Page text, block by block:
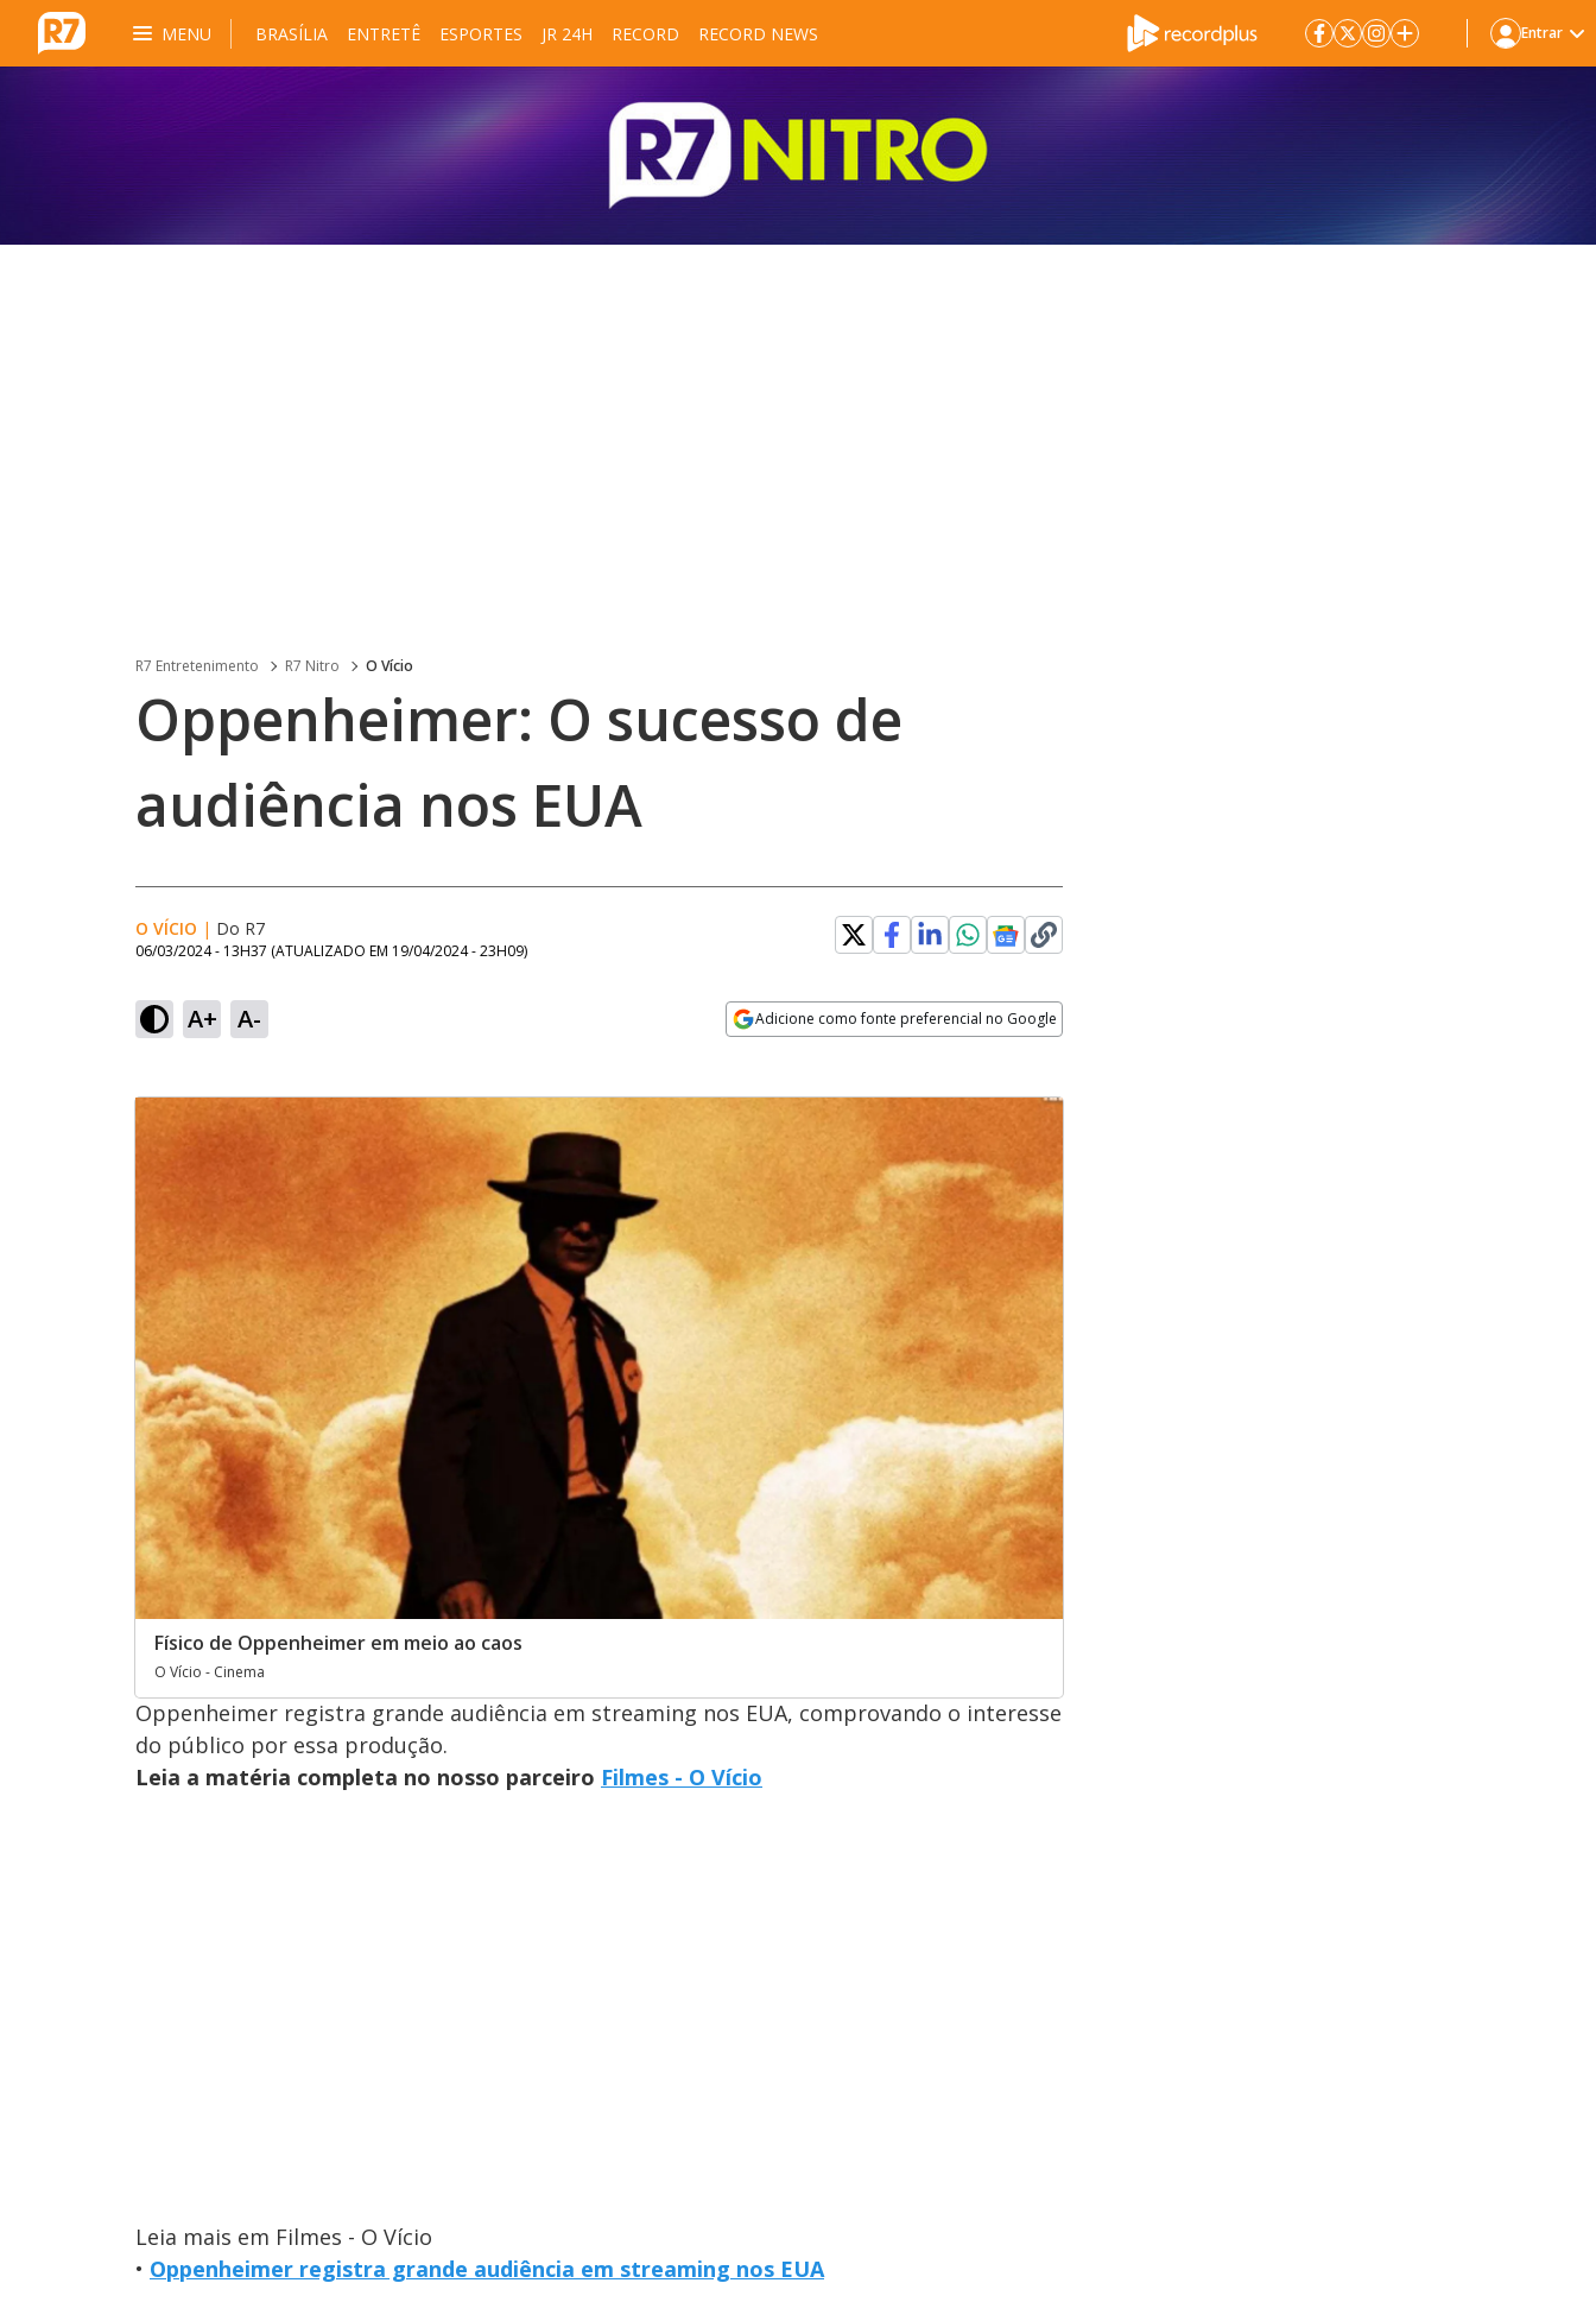
MENU BRASÍLIA ENTRETÊ ESPORTES JR 24H RECORD RECORD NEWS Entrar
R7 Entretenimento R7 Nitro O Vício
Oppenheimer: O sucesso de
audiência nos EUA
O VÍCIO | Do R7
06/03/2024 - 13H37 (ATUALIZADO EM 19/04/2024 - 23H09)
A+ A- Adicione como fonte preferencial no Google
Físico de Oppenheimer em meio ao caos
O Vício - Cinema
Oppenheimer registra grande audiência em streaming nos EUA, comprovando o interesse
do público por essa produção.
Leia a matéria completa no nosso parceiro Filmes - O Vício
Leia mais em Filmes - O Vício
• Oppenheimer registra grande audiência em streaming nos EUA